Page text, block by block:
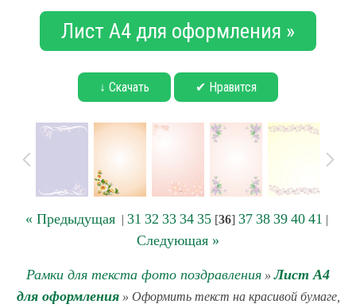
Лист А4 для оформления »
↓ Скачать ✔ Нравится
« Предыдущая| 31 32 33 34 35[36] 37 38 39 40 41 |
Следующая »
Рамки для текста фото поздравления »Лист А4
для оформления» Оформить текст на красивой бумаге,